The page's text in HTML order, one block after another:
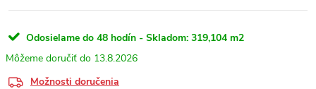
Odosielame do 48 hodín - Skladom: 319,104 m2
13.8.2026
Možnosti doručenia